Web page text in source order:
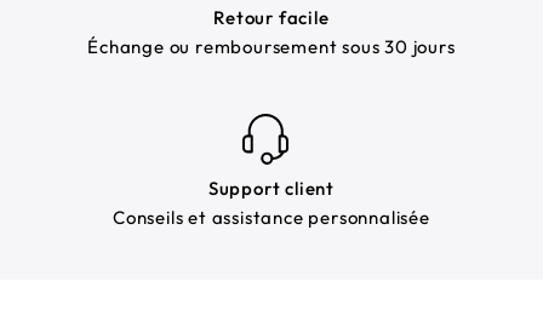
Retour facile
Échange ou remboursement sous 30 jours
Support client
Conseils et assistance personnalisée